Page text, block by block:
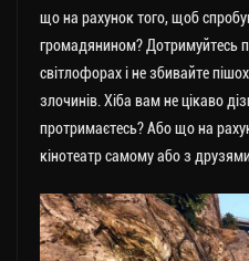
що на рахунок того, щоб
громадянином? Дотримуйтесь
світлофорах і не збивайте
злочинів. Хіба вам не цікаво
протримаєтесь? Або що на
кінотеатр самому або з